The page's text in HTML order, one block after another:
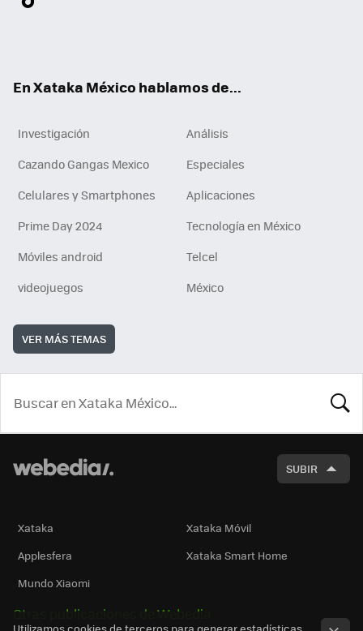
En Xataka México hablamos de...
Investigación
Análisis
Cazando Gangas Mexico
Especiales
Celulares y Smartphones
Aplicaciones
Prime Day 2024
Tecnología en México
Móviles android
Telcel
videojuegos
México
VER MÁS TEMAS
SUBIR
Xataka
Xataka Móvil
Applesfera
Xataka Smart Home
Mundo Xiaomi
Otras publicaciones de Webedia